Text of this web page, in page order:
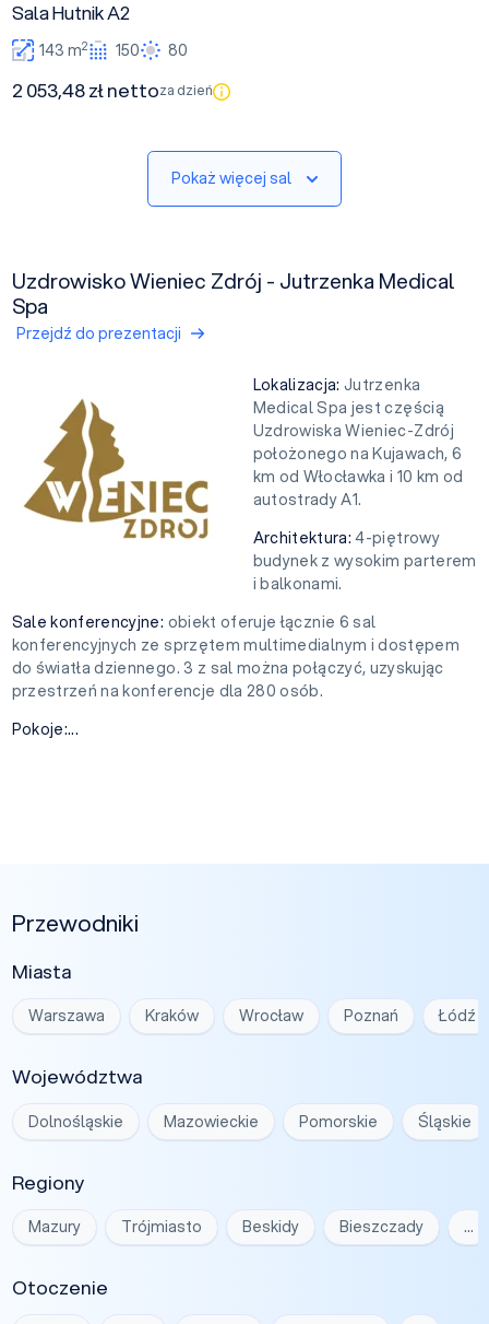
Sala Hutnik A2
143 m2 150 80
2 053,48 zł nettoza dzień
Pokaż więcej sal
Uzdrowisko Wieniec Zdrój - Jutrzenka Medical
Spa
Przejdź do prezentacji
Lokalizacja: Jutrzenka
Medical Spa jest częścią
Uzdrowiska Wieniec-Zdrój
położonego na Kujawach, 6
km od Włocławka i 10 km od
autostrady A1.
Architektura: 4-piętrowy
budynek z wysokim parterem
i balkonami.
Sale konferencyjne: obiekt oferuje łącznie 6 sal
konferencyjnych ze sprzętem multimedialnym i dostępem
do światła dziennego. 3 z sal można połączyć, uzyskując
przestrzeń na konferencje dla 280 osób.
Pokoje:...
Przewodniki
Miasta
Warszawa Kraków Wrocław Poznań Łódź
Województwa
Dolnośląskie Mazowieckie Pomorskie Śląskie
Regiony
Mazury Trójmiasto Beskidy Bieszczady …
Otoczenie